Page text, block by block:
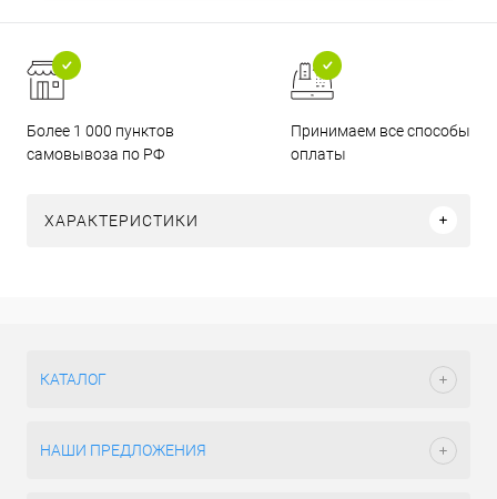
Более 1 000 пунктов
самовывоза по РФ
Принимаем все способы
оплаты
ХАРАКТЕРИСТИКИ
КАТАЛОГ
НАШИ ПРЕДЛОЖЕНИЯ